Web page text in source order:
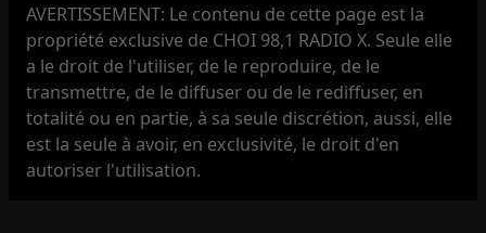
AVERTISSEMENT: Le contenu de cette page est la
propriété exclusive de CHOI 98,1 RADIO X. Seule elle
a le droit de l'utiliser, de le reproduire, de le
transmettre, de le diffuser ou de le rediffuser, en
totalité ou en partie, à sa seule discrétion, aussi, elle
est la seule à avoir, en exclusivité, le droit d'en
autoriser l'utilisation.